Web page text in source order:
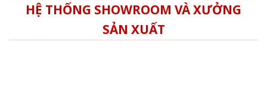
HỆ THỐNG SHOWROOM VÀ XƯỞNG
SẢN XUẤT